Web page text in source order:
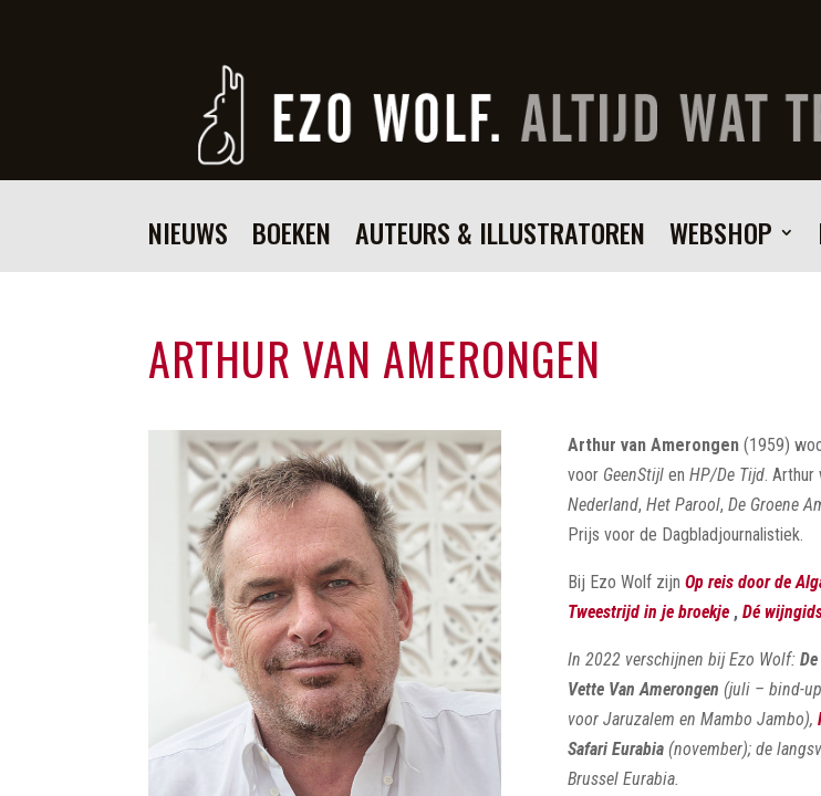
NIEUWS BOEKEN AUTEURS & ILLUSTRATOREN WEBSHOP
ARTHUR VAN AMERONGEN
Arthur van Amerongen(1959)
voor GeenStijlen HP/De Tijd. Arthur
Nederland, Het Parool, De Groene
Prijs voor de Dagbladjournalistiek.
Bij Ezo Wolf zijn Op reis door de
Tweestrijd in je broekje , Dé
In 2022 verschijnen bij Ezo Wolf:
Vette Van Amerongen (juli – bind-
voor Jaruzalem en Mambo Jambo),
Safari Eurabia (november); de
Brussel Eurabia.